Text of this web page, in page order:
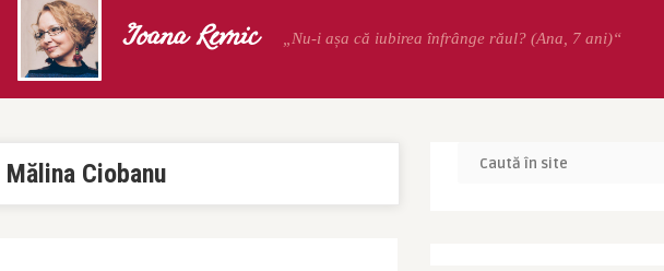
Ioana Revnic „Nu-i așa că iubirea înfrânge răul? (Ana, 7 ani)“
Mălina Ciobanu